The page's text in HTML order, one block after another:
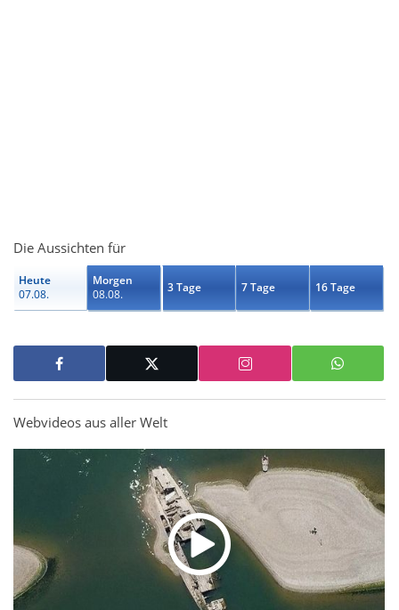
Die Aussichten für
Heute
07.08.
Morgen
08.08.
3 Tage 7 Tage 16 Tage
Webvideos aus aller Welt